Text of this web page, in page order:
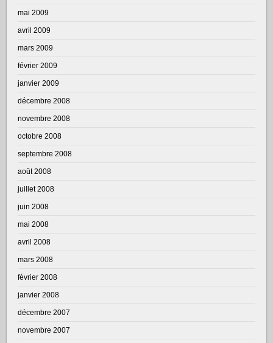
mai 2009
avril 2009
mars 2009
février 2009
janvier 2009
décembre 2008
novembre 2008
octobre 2008
septembre 2008
août 2008
juillet 2008
juin 2008
mai 2008
avril 2008
mars 2008
février 2008
janvier 2008
décembre 2007
novembre 2007